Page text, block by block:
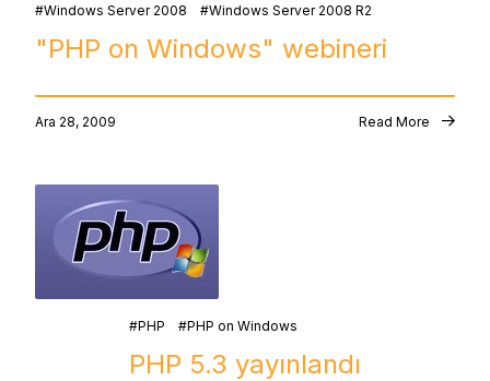
Windows Server 2008
Windows Server 2008 R2
"PHP on Windows" webineri
Ara 28, 2009 Read More
PHP PHP on Windows
PHP 5.3 yayınlandı